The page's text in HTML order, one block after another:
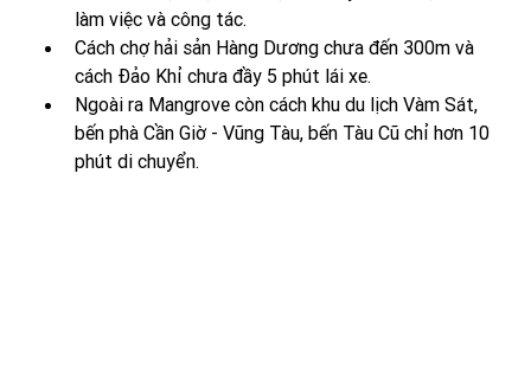
làm việc và công tác.
Cách chợ hải sản Hàng Dương chưa đến 300m và
cách Đảo Khỉ chưa đầy 5 phút lái xe.
Ngoài ra Mangrove còn cách khu du lịch Vàm Sát,
bến phà Cần Giờ - Vũng Tàu, bến Tàu Cũ chỉ hơn 10
phút di chuyển.